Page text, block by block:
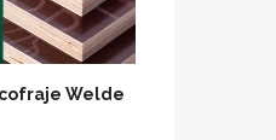
Welde